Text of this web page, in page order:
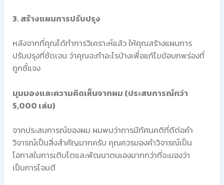
3. สร้างแผนการปรับปรุง
หลังจากที่คุณได้ทำการวิเคราะห์แล้ว ให้คุณสร้างแผนการ
ปรับปรุงที่ชัดเจน ว่าคุณจะทำอะไรบ้างเพื่อแก้ไขข้อบกพร่องที่
ถูกชี้แจง
มุมมองและความคิดเห็นจากผม (ประสบการณ์กว่า
5,000 เล่ม)
จากประสบการณ์ของผม ผมพบว่าการมีทัศนคติที่ดีต่อคำ
วิจารณ์เป็นสิ่งสำคัญมากครับ คุณควรมองคำวิจารณ์เป็น
โอกาสในการเติบโตและพัฒนาตนเองมากกว่าที่จะมองว่า
เป็นการโจมตี